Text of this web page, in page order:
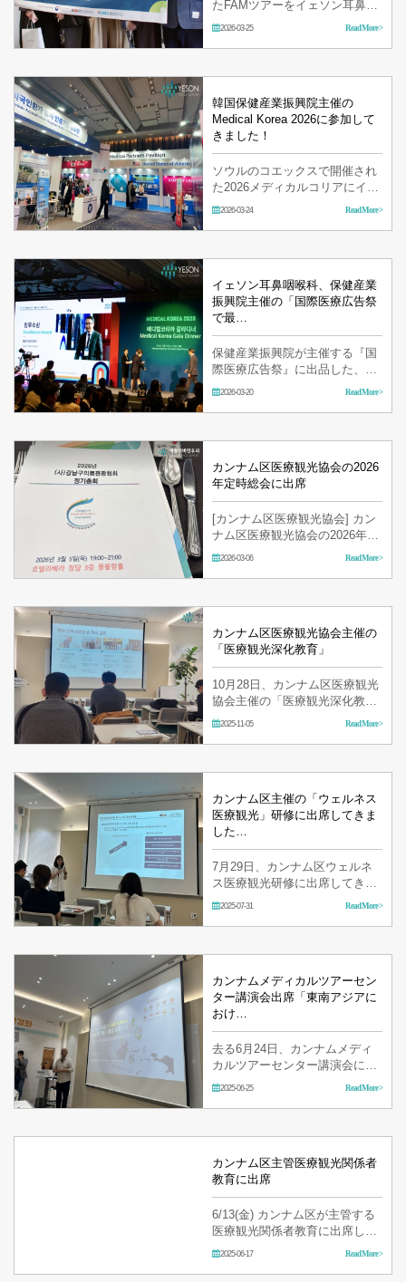
たFAMツアーをイェソン耳鼻咽
喉科で実施しました。 ロシア、
2026-03-25 Read More >
韓国保健産業振興院主催の
Medical Korea 2026に参加して
きました！
ソウルのコエックスで開催され
た2026メディカルコリアにイェ
ソン耳鼻咽喉科のスタッフも参
2026-03-24 Read More >
イェソン耳鼻咽喉科、保健産業
振興院主催の「国際医療広告祭
で最…
保健産業振興院が主催する『国
際医療広告祭』に出品した、イ
ェソン耳鼻咽喉科の『喉頭乳頭
2026-03-20 Read More >
カンナム区医療観光協会の2026
年定時総会に出席
[カンナム区医療観光協会] カン
ナム区医療観光協会の2026年定
時総会に出席してきました。
2026-03-06 Read More >
カンナム区医療観光協会主催の
「医療観光深化教育」
10月28日、カンナム区医療観光
協会主催の「医療観光深化教
育」に出席してきました！ CIS
2025-11-05 Read More >
カンナム区主催の「ウェルネス
医療観光」研修に出席してきま
した…
7月29日、カンナム区ウェルネ
ス医療観光研修に出席してきま
した。 イェソンは、より良い医
2025-07-31 Read More >
カンナムメディカルツアーセン
ター講演会出席「東南アジアに
おけ…
去る6月24日、カンナムメディ
カルツアーセンター講演会に出
席しました。 イェソン耳鼻咽喉
2025-06-25 Read More >
カンナム区主管医療観光関係者
教育に出席
6/13(金) カンナム区が主管する
医療観光関係者教育に出席しま
した!
2025-06-17 Read More >